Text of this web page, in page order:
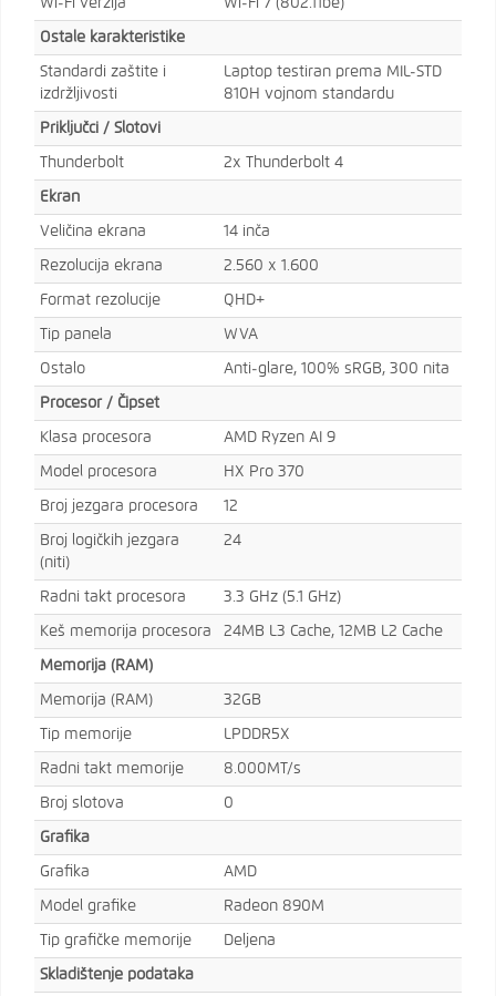
Wi-Fi verzija Wi-Fi 7 (802.11be)
Ostale karakteristike
Standardi zaštite i
izdržljivosti
Laptop testiran prema MIL-STD
810H vojnom standardu
Priključci / Slotovi
Thunderbolt 2x Thunderbolt 4
Ekran
Veličina ekrana 14 inča
Rezolucija ekrana 2.560 x 1.600
Format rezolucije QHD+
Tip panela WVA
Ostalo Anti-glare, 100% sRGB, 300 nita
Procesor / Čipset
Klasa procesora AMD Ryzen AI 9
Model procesora HX Pro 370
Broj jezgara procesora 12
Broj logičkih jezgara
(niti)
24
Radni takt procesora 3.3 GHz (5.1 GHz)
Keš memorija procesora 24MB L3 Cache, 12MB L2 Cache
Memorija (RAM)
Memorija (RAM) 32GB
Tip memorije LPDDR5X
Radni takt memorije 8.000MT/s
Broj slotova 0
Grafika
Grafika AMD
Model grafike Radeon 890M
Tip grafičke memorije Deljena
Skladištenje podataka